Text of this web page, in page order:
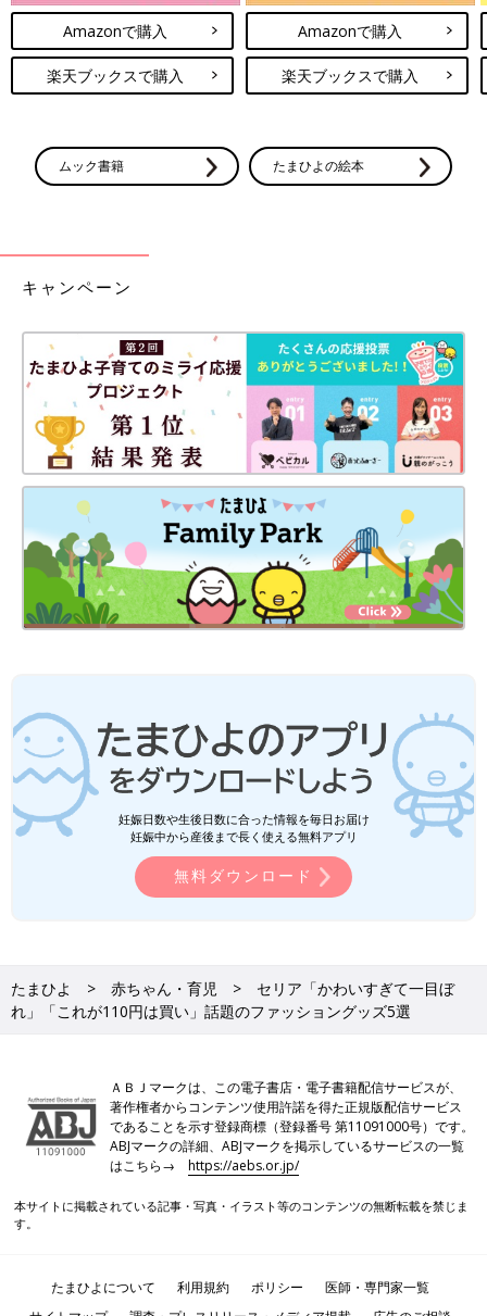
出典：Instagramアカウント「_yukapi_memory_room」
使っているそう。巾着を入れると雰囲気が変わり、中身も見えな
ひもをつけるのもいいとのこと◎
ダイソー、ベルメゾン…「とにかく優
秀」「今年もリピ買い」今欲しい！汗取
りアイテム4選
汗をかく機会が増えるこれからの季節に向け
て、各ショップではさまざまな汗取りアイテム
が登場しています。今回は、汗ジミ対策に役立
つインナーや、足元の不快感を和らげるインソ
ールなど、この夏欲しいものをご紹介！SNSで
も絶賛されているので、ぜひチェックしてみて
くださいね♪
3COINS「やっと見つけた！」「ひんや
り気持ちいい」超優秀な紫外線対策グッ
ズ4選
日差しが強い時期は、外出時の紫外線が気にな
りますよね。そこで今回は、3COINSの超優秀
な紫外線対策グッズをご紹介！アームカバーや
帽子のほか、おしゃれなスカーフなども登場し
ているので、ぜひチェックしてみてください
で探してみてくださいね♪
(文：mayu)
●記事内の価格はすべて税込み、2026年6月時点のものです。
●記事内容でご紹介している投稿、リンク先は削除される場合が
あります。あらかじめご了承ください。
●記事の内容は2026年6月の情報で、現在と異なる場合がありま
Amazonで購入
楽天ブックスで購入
Amazonで購入
楽天ブックスで購入
ムック書籍 たまひよの絵本
キャンペーン
妊娠日数や生後日数に合った情報を毎日お届け
妊娠中から産後まで長く使える無料アプリ
無料ダウンロード
たまひよ 赤ちゃん・育児
セリア「かわいすぎて一目ぼ
れ」「これが110円は買い」話題のファッショングッズ5選
ＡＢＪマークは、この電子書店・電子書籍配信サービスが、
著作権者からコンテンツ使用許諾を得た正規版配信サービス
であることを示す登録商標（登録番号 第11091000号）です。
ABJマークの詳細、ABJマークを掲示しているサービスの一覧
はこちら→https://aebs.or.jp/
本サイトに掲載されている記事・写真・イラスト等のコンテンツの無断転載を禁じま
す。
たまひよについて 利用規約 ポリシー
医師・専門家一覧